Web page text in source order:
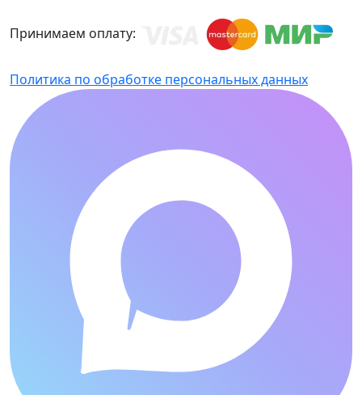
Принимаем оплату:
Политика по обработке персональных данных